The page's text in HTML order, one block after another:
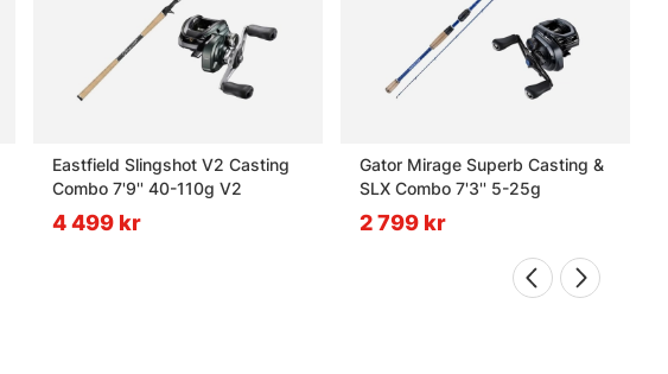
Eastfield Slingshot V2 Casting
Combo 7'9'' 40-110g V2
4 499 kr
Gator Mirage Superb Casting &
SLX Combo 7'3'' 5-25g
2 799 kr